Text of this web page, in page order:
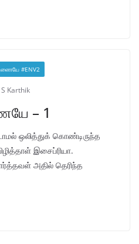
#ENV2
Karthik
– 1
ஒலித்துக் கொண்டிருந்த
இசைப்ரியா.
அதில் தெரிந்த